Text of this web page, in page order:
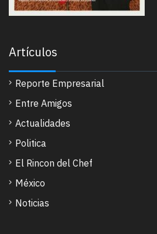
Artículos
Reporte Empresarial
Entre Amigos
Actualidades
Politica
El Rincon del Chef
México
Noticias